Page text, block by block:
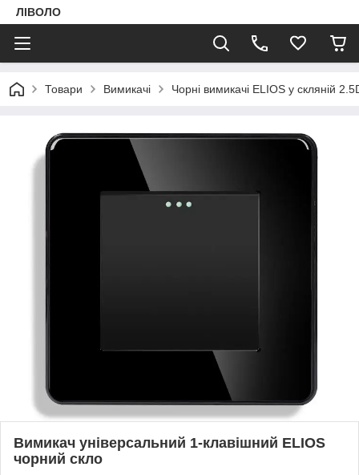
ЛІВОЛО
Товари Вимикачі Чорні вимикачі ELIOS у скляній
Вимикач універсальний 1-клавішний ELIOS
чорний скло